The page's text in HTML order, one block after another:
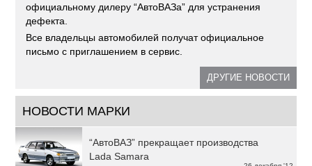
официальному дилеру “АвтоВАЗа” для устранения
дефекта.
Все владельцы автомобилей получат официальное
письмо с приглашением в сервис.
ДРУГИЕ НОВОСТИ
НОВОСТИ МАРКИ
“АвтоВАЗ” прекращает производства
Lada Samara